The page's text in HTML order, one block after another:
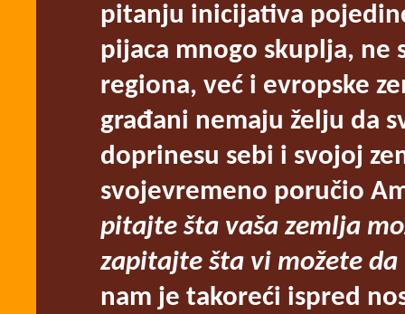
pitanju inicijativa
pijaca mnogo skuplja, ne
regiona, već i evropske
građani nemaju želju da
doprinesu sebi i svojoj
svojevremeno poručio
pitajte šta vaša zemlja
zapitajte šta vi možete
nam je takoreći ispred